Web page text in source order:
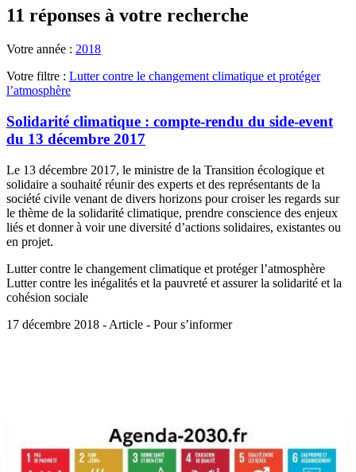
11 réponses à votre recherche
Votre année : 2018
Votre filtre : Lutter contre le changement climatique et protéger
l’atmosphère
Solidarité climatique : compte-rendu du side-event
du 13 décembre 2017
Le 13 décembre 2017, le ministre de la Transition écologique et
solidaire a souhaité réunir des experts et des représentants de la
société civile venant de divers horizons pour croiser les regards sur
le thème de la solidarité climatique, prendre conscience des enjeux
liés et donner à voir une diversité d’actions solidaires, existantes ou
en projet.
Lutter contre le changement climatique et protéger l’atmosphère
Lutter contre les inégalités et la pauvreté et assurer la solidarité et la
cohésion sociale
17 décembre 2018 - Article - Pour s’informer